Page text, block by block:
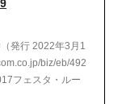
発行 2022年3月1
biz/eb/492
フェスタ・ルー